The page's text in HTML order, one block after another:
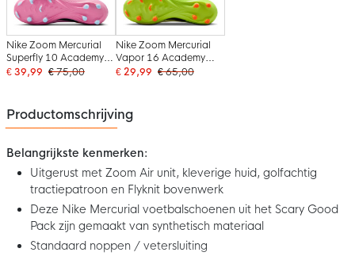
Nike Zoom Mercurial
Superfly 10 Academy
Gras / Kunstgras
Lichtblauw
€ 39,99 € 75,00
Nike Zoom Mercurial
Vapor 16 Academy
Gras / Kunstgras
Oranje
€ 29,99 € 65,00
Productomschrijving
Belangrijkste kenmerken:
Uitgerust met Zoom Air unit, kleverige huid, golfachtig
tractiepatroon en Flyknit bovenwerk
Deze Nike Mercurial voetbalschoenen uit het Scary Good
Pack zijn gemaakt van synthetisch materiaal
Standaard noppen / vetersluiting